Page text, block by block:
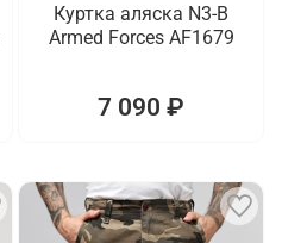
Куртка аляска N3-B
Armed Forces AF1679
7 090 ₽